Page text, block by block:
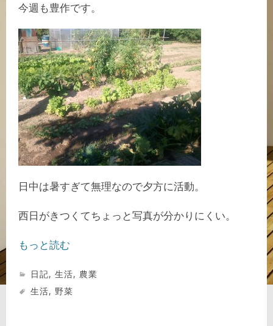
今週も豊作です。
日中は暑すぎて無理なので夕方に活動。
西日がきつくてちょっと写真が分かりにくい。
もっと読む
日記, 生活, 農業
生活, 野菜